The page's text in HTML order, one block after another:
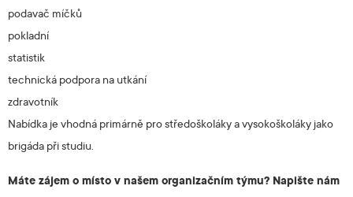
podavač míčků
pokladní
statistik
technická podpora na utkání
zdravotník
Nabídka je vhodná primárně pro středoškoláky a vysokoškoláky jako
brigáda při studiu.
Máte zájem o místo v našem organizačním týmu? Napište nám